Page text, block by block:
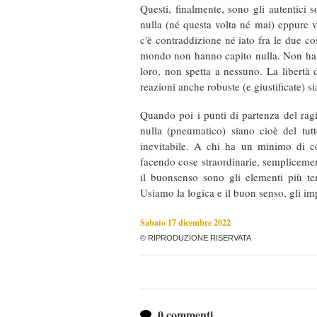
Questi, finalmente, sono gli autentici
nulla (né questa volta né mai) eppure
c'è contraddizione né iato fra le due
mondo non hanno capito nulla. Non
loro, non spetta a nessuno. La libertà
reazioni anche robuste (e giustificate)
Quando poi i punti di partenza del
nulla (pneumatico) siano cioè del
inevitabile. A chi ha un minimo di
facendo cose straordinarie,
il buonsenso sono gli elementi più
Usiamo la logica e il buon senso, gli
Sabato 17 dicembre 2022
© RIPRODUZIONE RISERVATA